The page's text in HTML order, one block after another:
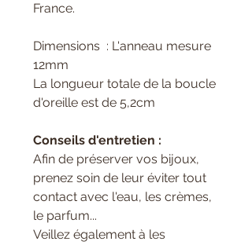
France.
Dimensions : L'anneau mesure
12mm
La longueur totale de la boucle
d'oreille est de 5,2cm
Conseils d'entretien :
Afin de préserver vos bijoux,
prenez soin de leur éviter tout
contact avec l'eau, les crèmes,
le parfum...
Veillez également à les